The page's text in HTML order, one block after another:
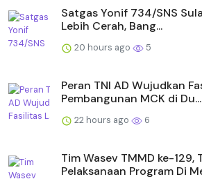
Satgas Yonif 734/SNS
Lebih Cerah, Bang...
20 hours ago 5
Peran TNI AD Wujudkan
Pembangunan MCK di Du...
22 hours ago 6
Tim Wasev TMMD ke-129,
Pelaksanaan Program Di